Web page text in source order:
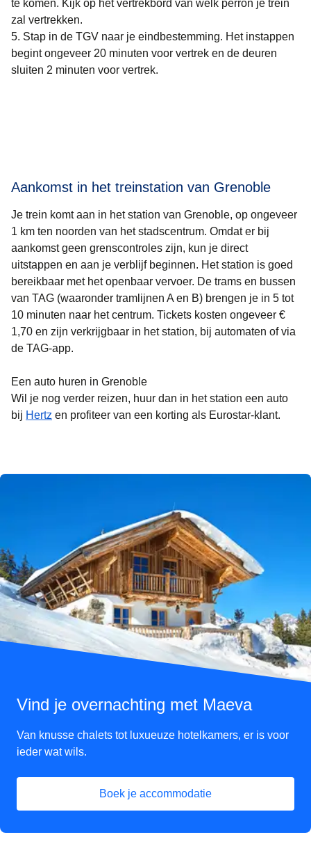
te komen. Kijk op het vertrekbord van welk perron je trein
zal vertrekken.
Stap in de TGV naar je eindbestemming. Het instappen
begint ongeveer 20 minuten voor vertrek en de deuren
sluiten 2 minuten voor vertrek.
Aankomst in het treinstation van Grenoble
Je trein komt aan in het station van Grenoble, op ongeveer
1 km ten noorden van het stadscentrum. Omdat er bij
aankomst geen grenscontroles zijn, kun je direct
uitstappen en aan je verblijf beginnen. Het station is goed
bereikbaar met het openbaar vervoer. De trams en bussen
van TAG (waaronder tramlijnen A en B) brengen je in 5 tot
10 minuten naar het centrum. Tickets kosten ongeveer €
1,70 en zijn verkrijgbaar in het station, bij automaten of via
de TAG-app.
Een auto huren in Grenoble
Wil je nog verder reizen, huur dan in het station een auto
bij Hertz en profiteer van een korting als Eurostar-klant.
Vind je overnachting met Maeva
Van knusse chalets tot luxueuze hotelkamers, er is voor
ieder wat wils.
Boek je accommodatie
(opent in een nieuwe tab